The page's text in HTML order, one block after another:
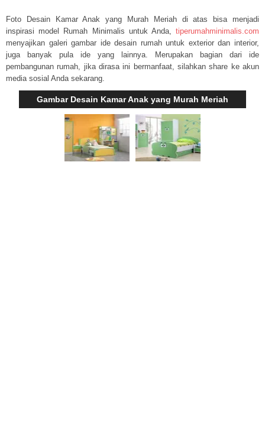
Foto Desain Kamar Anak yang Murah Meriah di atas bisa menjadi
inspirasi model Rumah Minimalis untuk Anda, tiperumahminimalis.com
menyajikan galeri gambar ide desain rumah untuk exterior dan interior,
juga banyak pula ide yang lainnya. Merupakan bagian dari ide
pembangunan rumah, jika dirasa ini bermanfaat, silahkan share ke akun
media sosial Anda sekarang.
Gambar Desain Kamar Anak yang Murah Meriah